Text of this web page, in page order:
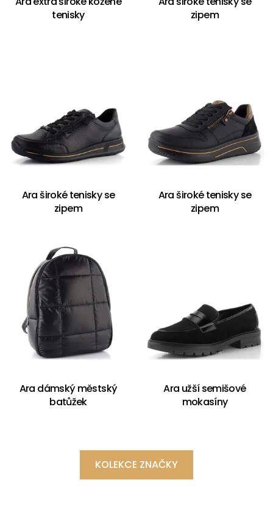
tenisky
zipem
Ara široké tenisky se
zipem
Ara široké tenisky se
zipem
Ara dámský městský
batůžek
Ara užší semišové
mokasíny
KOLEKCE ZNAČKY